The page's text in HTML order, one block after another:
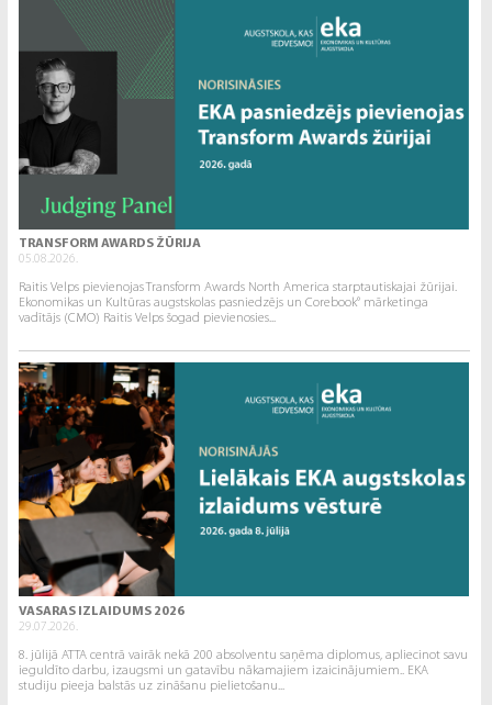
TRANSFORM AWARDS ŽŪRIJA
05.08.2026.
Raitis Velps pievienojas Transform Awards North America starptautiskajai žūrijai.
Ekonomikas un Kultūras augstskolas pasniedzējs un Corebook° mārketinga
vadītājs (CMO) Raitis Velps šogad pievienosies...
VASARAS IZLAIDUMS 2026
29.07.2026.
8. jūlijā ATTA centrā vairāk nekā 200 absolventu saņēma diplomus, apliecinot savu
ieguldīto darbu, izaugsmi un gatavību nākamajiem izaicinājumiem.. EKA
studiju pieeja balstās uz zināšanu pielietošanu...